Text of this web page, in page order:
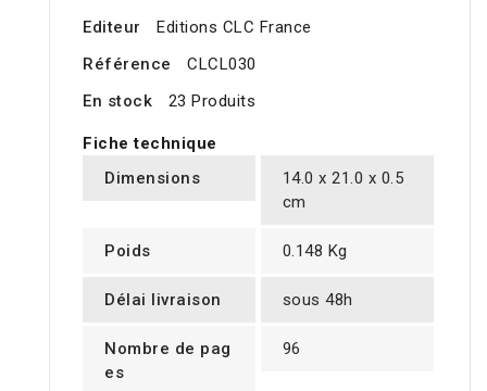
Editeur
Editions CLC France
Référence
CLCL030
En stock
23 Produits
Fiche technique
Dimensions
14.0 x 21.0 x 0.5
cm
Poids 0.148 Kg
Délai livraison sous 48h
Nombre de pag
es
96